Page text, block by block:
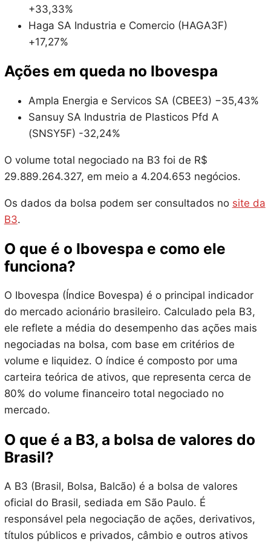
+33,33%
Haga SA Industria e Comercio (HAGA3F)
+17,27%
Ações em queda no Ibovespa
Ampla Energia e Servicos SA (CBEE3) −35,43%
Sansuy SA Industria de Plasticos Pfd A
(SNSY5F) -32,24%
O volume total negociado na B3 foi de R$
29.889.264.327, em meio a 4.204.653 negócios.
Os dados da bolsa podem ser consultados no site da
B3.
O que é o Ibovespa e como ele
funciona?
O Ibovespa (Índice Bovespa) é o principal indicador
do mercado acionário brasileiro. Calculado pela B3,
ele reflete a média do desempenho das ações mais
negociadas na bolsa, com base em critérios de
volume e liquidez. O índice é composto por uma
carteira teórica de ativos, que representa cerca de
80% do volume financeiro total negociado no
mercado.
O que é a B3, a bolsa de valores do
Brasil?
A B3 (Brasil, Bolsa, Balcão) é a bolsa de valores
oficial do Brasil, sediada em São Paulo. É
responsável pela negociação de ações, derivativos,
títulos públicos e privados, câmbio e outros ativos